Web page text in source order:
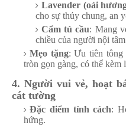
Lavender (oải
cho sự thủy chung, an
Cẩm tú cầu: Mang
chiều của người nội
Mẹo tặng: Ưu tiên tông
tròn gọn gàng, có thể kèm
4. Người vui vẻ, hoạt
cát tường
Đặc điểm tính cách:
hứng.